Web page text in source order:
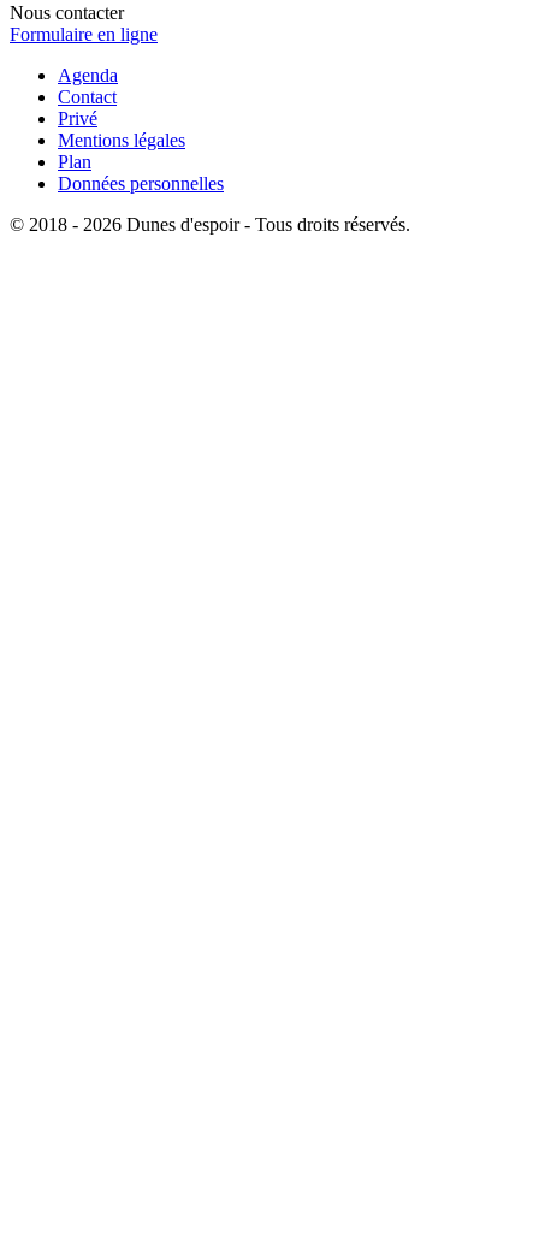
Nous contacter
Formulaire en ligne
Agenda
Contact
Privé
Mentions légales
Plan
Données personnelles
© 2018 - 2026 Dunes d'espoir - Tous droits réservés.